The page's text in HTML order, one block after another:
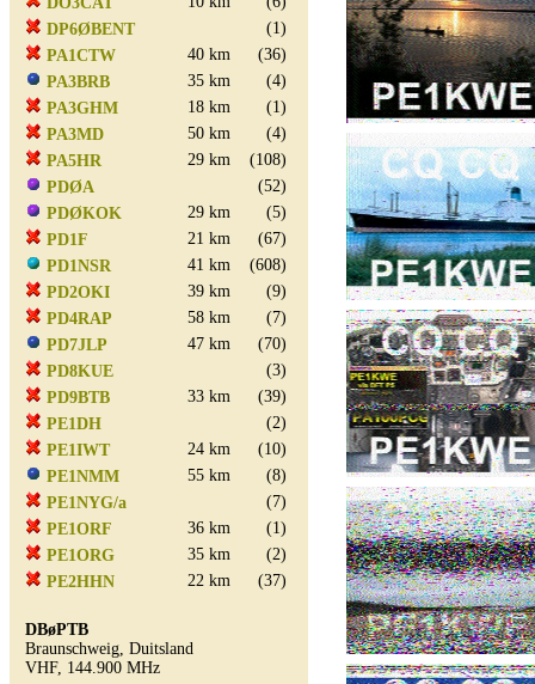
DP6ØBENT
(1)
PA1CTW
40 km
(36)
PA3BRB
35 km
(4)
PA3GHM
18 km
(1)
PA3MD
50 km
(4)
PA5HR
29 km
(108)
PDØA
(52)
PDØKOK
29 km
(5)
PD1F
21 km
(67)
PD1NSR
41 km
(608)
PD2OKI
39 km
(9)
PD4RAP
58 km
(7)
PD7JLP
47 km
(70)
PD8KUE
(3)
PD9BTB
33 km
(39)
PE1DH
(2)
PE1IWT
24 km
(10)
PE1NMM
55 km
(8)
PE1NYG/a
(7)
PE1ORF
36 km
(1)
PE1ORG
35 km
(2)
PE2HHN
22 km (37)
DBøPTB
Braunschweig, Duitsland
VHF, 144.900 MHz